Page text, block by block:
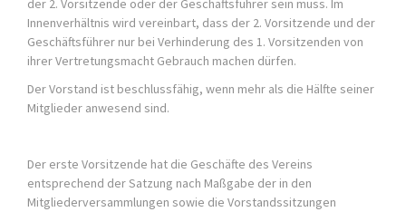
der 2. Vorsitzende oder der Geschäftsführer sein muss. Im
Innenverhältnis wird vereinbart, dass der 2. Vorsitzende und der
Geschäftsführer nur bei Verhinderung des 1. Vorsitzenden von
ihrer Vertretungsmacht Gebrauch machen dürfen.
Der Vorstand ist beschlussfähig, wenn mehr als die Hälfte seiner
Mitglieder anwesend sind.
Der erste Vorsitzende hat die Geschäfte des Vereins
entsprechend der Satzung nach Maßgabe der in den
Mitgliederversammlungen sowie die Vorstandssitzungen